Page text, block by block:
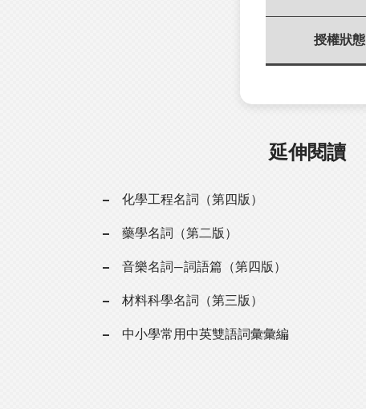
授權狀態
延伸閱讀
化學工程名詞（第四版）
藥學名詞（第二版）
音樂名詞—詞語篇（第四版）
材料科學名詞（第三版）
中小學常用中英雙語詞彙彙編